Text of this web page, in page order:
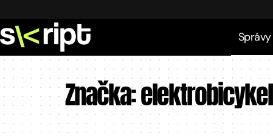
Správy
Značka:elektrobicykel